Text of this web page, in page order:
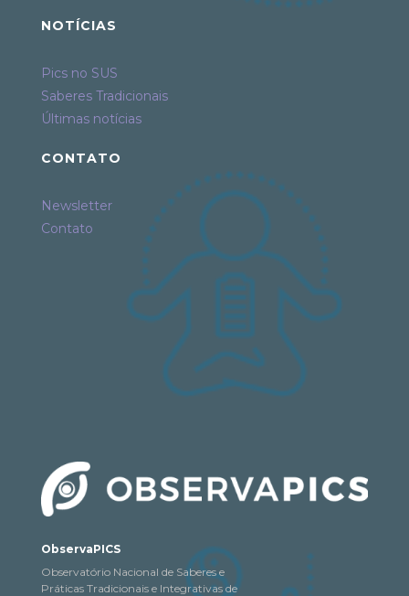
NOTÍCIAS
Pics no SUS
Saberes Tradicionais
Últimas notícias
CONTATO
Newsletter
Contato
ObservaPICS
Observatório Nacional de Saberes e
Práticas Tradicionais e Integrativas de